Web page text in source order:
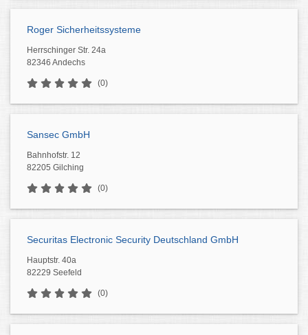
Roger Sicherheitssysteme
Herrschinger Str. 24a
82346 Andechs
(0)
Sansec GmbH
Bahnhofstr. 12
82205 Gilching
(0)
Securitas Electronic Security Deutschland GmbH
Hauptstr. 40a
82229 Seefeld
(0)